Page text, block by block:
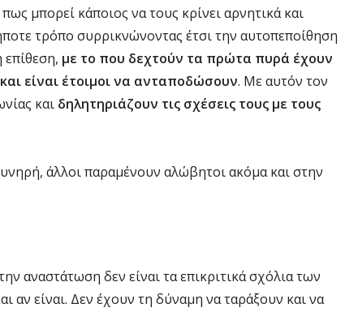
μπορεί κάποιος να τους κρίνει αρνητικά και
τρόπο συρρικνώνοντας έτσι την αυτοπεποίθηση
επίθεση, με το που δεχτούν τα πρώτα πυρά έχουν
είναι έτοιμοι να ανταποδώσουν. Με αυτόν τον
και δηλητηριάζουν τις σχέσεις τους με τους
άλλοι παραμένουν αλώβητοι ακόμα και στην
αναστάτωση δεν είναι τα επικριτικά σχόλια των
αν είναι. Δεν έχουν τη δύναμη να ταράξουν και να